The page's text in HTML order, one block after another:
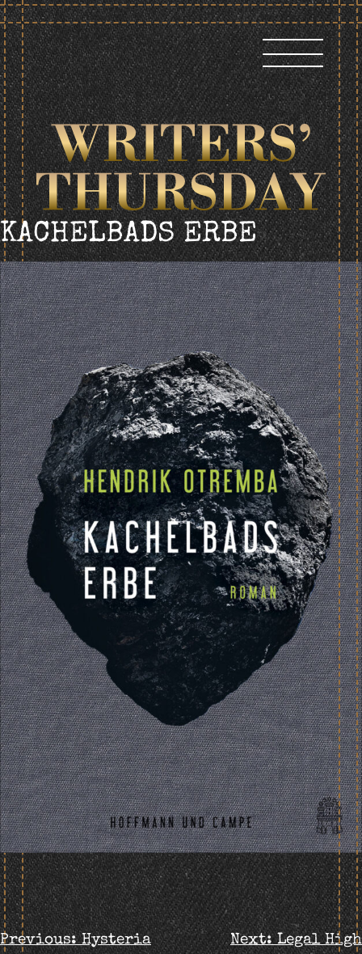
Skip
to
content
KACHELBADS ERBE
BEITRAGS-
Previous: Hysteria Next: Legal High